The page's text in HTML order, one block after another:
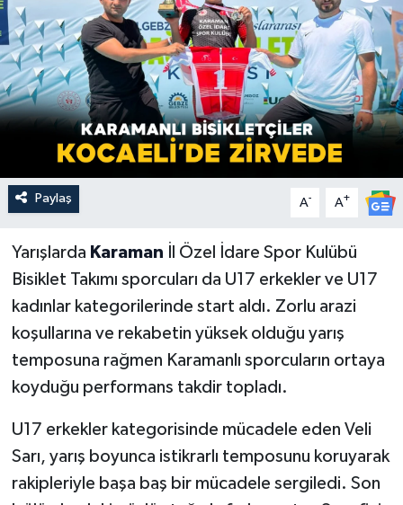
Paylaş A- A+
Yarışlarda Karaman
İl Özel İdare Spor Kulübü
Bisiklet Takımı sporcuları da U17 erkekler ve U17
kadınlar kategorilerinde start aldı. Zorlu arazi
koşullarına ve rekabetin yüksek olduğu yarış
temposuna rağmen Karamanlı sporcuların ortaya
koyduğu performans takdir topladı.
U17 erkekler kategorisinde mücadele eden Veli
Sarı, yarış boyunca istikrarlı temposunu koruyarak
rakipleriyle başa baş bir mücadele sergiledi. Son